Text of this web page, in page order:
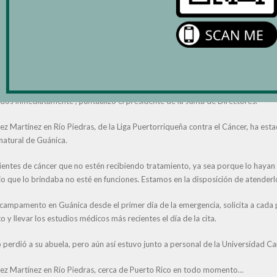
Hospital Oncológico le vamos a prestar servicios a todo aquel paciente
o se comunique con nosotros para hacer los arreglos de su traslado para
a todos los pacientes con cáncer de la zona suroeste, no únicamente a
recibido su tratamiento pueden comunicarse las 24 horas del día, al
inmediatamente”, puntualizó el presidente de la Junta de Directores.
Martínez en Río Piedras, de la Liga Puertorriqueña contra el Cáncer, ha
de Guánica.
de cáncer que no estén recibiendo tratamiento, ya sea porque lo
que lo brindaba no esté en funciones. Estamos en la disposición de
en Guánica desde el primer día de la emergencia, solicita a
y llevar los estudios médicos más recientes el día de la cita.
a su abuela, pero aún así estuvo junto a personal de la Universidad
Martínez en Río Piedras, cerca de Puerto Rico en todo momento…